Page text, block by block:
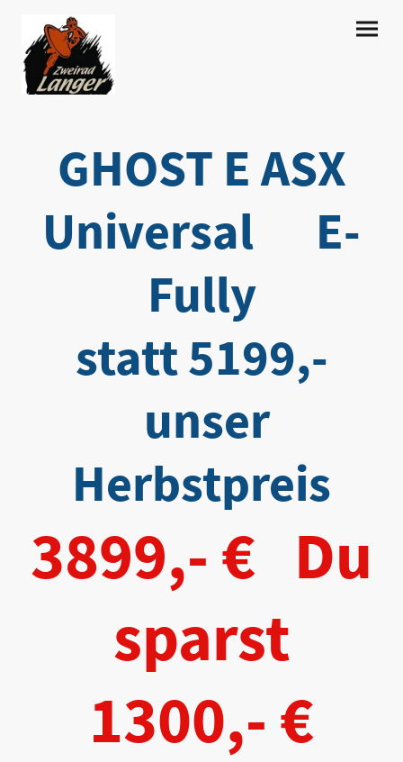
GHOST E ASX
Universal E-
Fully
statt 5199,-
unser
Herbstpreis
3899,- € Du
sparst
1300,- €